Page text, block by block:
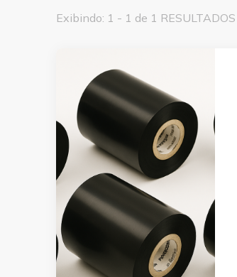
Exibindo: 1 - 1 de 1 RESULTADOS